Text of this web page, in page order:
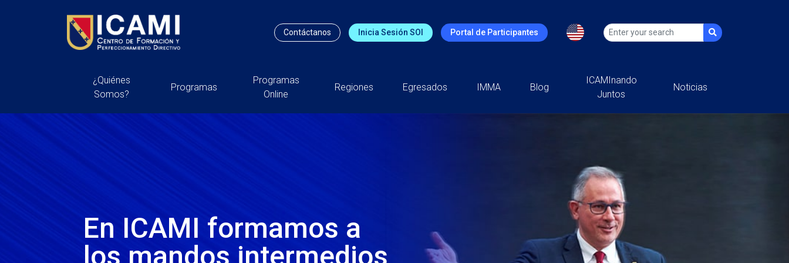
Contáctanos Inicia Sesión SOI Portal de Participantes
¿Quiénes
Somos?
Programas
Programas
Online
Regiones Egresados IMMA Blog
ICAMInando
Juntos
Noticias
En ICAMI formamos a
los mandos intermedios